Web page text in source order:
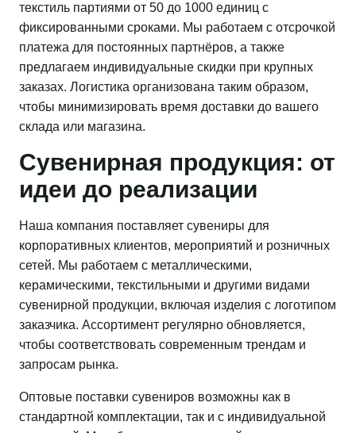
текстиль партиями от 50 до 1000 единиц с
фиксированными сроками. Мы работаем с отсрочкой
платежа для постоянных партнёров, а также
предлагаем индивидуальные скидки при крупных
заказах. Логистика организована таким образом,
чтобы минимизировать время доставки до вашего
склада или магазина.
Сувенирная продукция: от
идеи до реализации
Наша компания поставляет сувениры для
корпоративных клиентов, мероприятий и розничных
сетей. Мы работаем с металлическими,
керамическими, текстильными и другими видами
сувенирной продукции, включая изделия с логотипом
заказчика. Ассортимент регулярно обновляется,
чтобы соответствовать современным трендам и
запросам рынка.
Оптовые поставки сувениров возможны как в
стандартной комплектации, так и с индивидуальной